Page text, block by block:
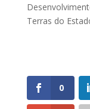
Terras do
0